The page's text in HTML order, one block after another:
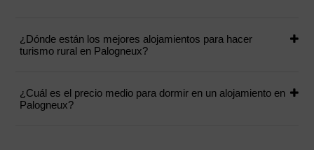
¿Dónde están los mejores alojamientos para hacer
turismo rural en Palogneux?
¿Cuál es el precio medio para dormir en un alojamiento en
Palogneux?